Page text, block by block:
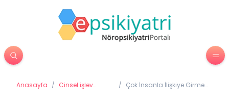
Anasayfa / Cinsel işlev
/ Çok İnsanla İlişkiye Girme